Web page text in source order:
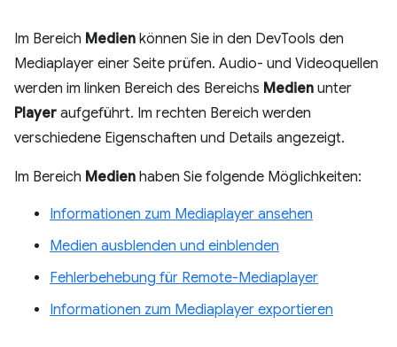
Im Bereich Medien können Sie in den DevTools den
Mediaplayer einer Seite prüfen. Audio- und Videoquellen
werden im linken Bereich des Bereichs Medien unter
Player aufgeführt. Im rechten Bereich werden
verschiedene Eigenschaften und Details angezeigt.
Im Bereich Medien haben Sie folgende Möglichkeiten:
Informationen zum Mediaplayer ansehen
Medien ausblenden und einblenden
Fehlerbehebung für Remote-Mediaplayer
Informationen zum Mediaplayer exportieren